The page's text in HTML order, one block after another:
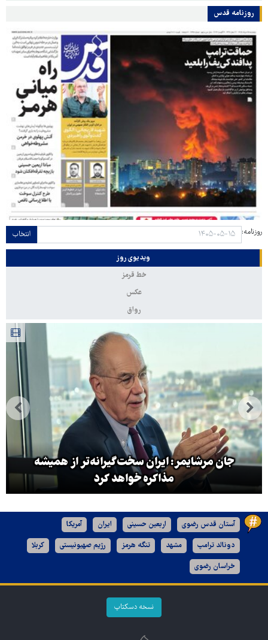
روزنامه قدس
روزنامه: انتخاب
ویدیوی روز
خط قرمز
عکس
رواق
جان مرشایمر: ایران سخت‌گیرانه‌تر از همیشه
مذاکره خواهد کرد
آستان قدس رضوی اربعین حسینی ایران آمریکا
دونالد ترامپ مشهد تنگه هرمز رژیم صهیونیستی کربلا
خراسان رضوی
نسخه دسکتاپ